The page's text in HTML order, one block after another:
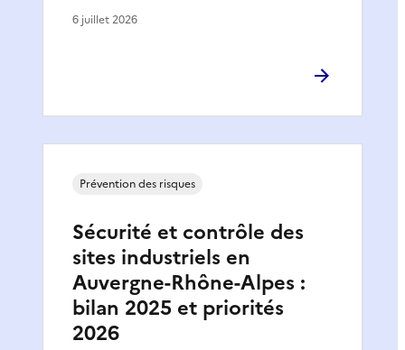
6 juillet 2026
Sécurité et contrôle des
sites industriels en
Auvergne-Rhône-Alpes :
bilan 2025 et priorités
2026
Prévention des risques